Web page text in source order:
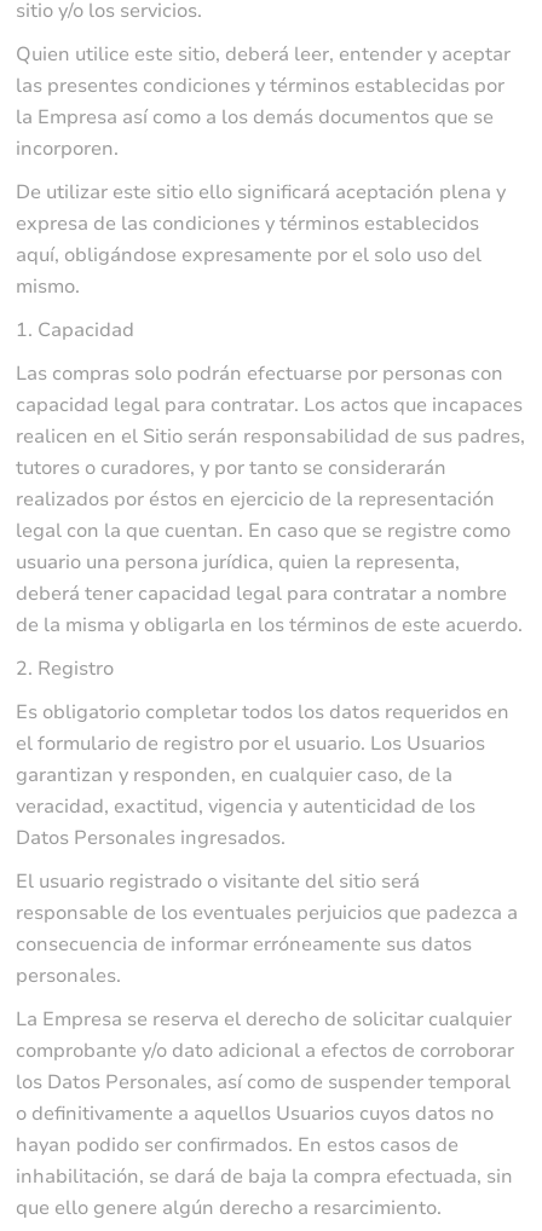
sitio y/o los servicios.
Quien utilice este sitio, deberá leer, entender y aceptar
las presentes condiciones y términos establecidas por
la Empresa así como a los demás documentos que se
incorporen.
De utilizar este sitio ello significará aceptación plena y
expresa de las condiciones y términos establecidos
aquí, obligándose expresamente por el solo uso del
mismo.
1. Capacidad
Las compras solo podrán efectuarse por personas con
capacidad legal para contratar. Los actos que incapaces
realicen en el Sitio serán responsabilidad de sus padres,
tutores o curadores, y por tanto se considerarán
realizados por éstos en ejercicio de la representación
legal con la que cuentan. En caso que se registre como
usuario una persona jurídica, quien la representa,
deberá tener capacidad legal para contratar a nombre
de la misma y obligarla en los términos de este acuerdo.
2. Registro
Es obligatorio completar todos los datos requeridos en
el formulario de registro por el usuario. Los Usuarios
garantizan y responden, en cualquier caso, de la
veracidad, exactitud, vigencia y autenticidad de los
Datos Personales ingresados.
El usuario registrado o visitante del sitio será
responsable de los eventuales perjuicios que padezca a
consecuencia de informar erróneamente sus datos
personales.
La Empresa se reserva el derecho de solicitar cualquier
comprobante y/o dato adicional a efectos de corroborar
los Datos Personales, así como de suspender temporal
o definitivamente a aquellos Usuarios cuyos datos no
hayan podido ser confirmados. En estos casos de
inhabilitación, se dará de baja la compra efectuada, sin
que ello genere algún derecho a resarcimiento.